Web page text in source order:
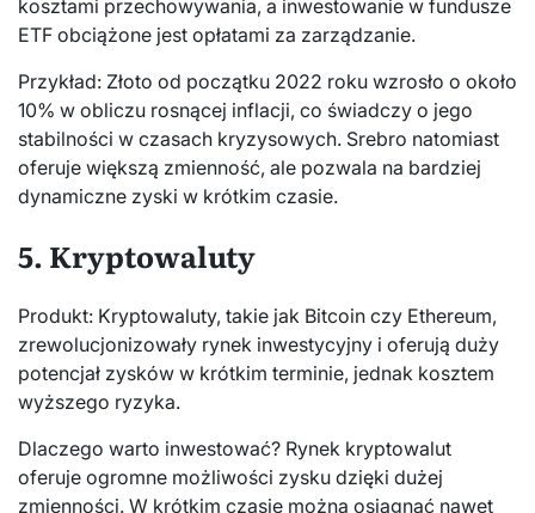
kosztami przechowywania, a inwestowanie w fundusze
ETF obciążone jest opłatami za zarządzanie.
Przykład: Złoto od początku 2022 roku wzrosło o około
10% w obliczu rosnącej inflacji, co świadczy o jego
stabilności w czasach kryzysowych. Srebro natomiast
oferuje większą zmienność, ale pozwala na bardziej
dynamiczne zyski w krótkim czasie.
5. Kryptowaluty
Produkt: Kryptowaluty, takie jak Bitcoin czy Ethereum,
zrewolucjonizowały rynek inwestycyjny i oferują duży
potencjał zysków w krótkim terminie, jednak kosztem
wyższego ryzyka.
Dlaczego warto inwestować? Rynek kryptowalut
oferuje ogromne możliwości zysku dzięki dużej
zmienności. W krótkim czasie można osiągnąć nawet